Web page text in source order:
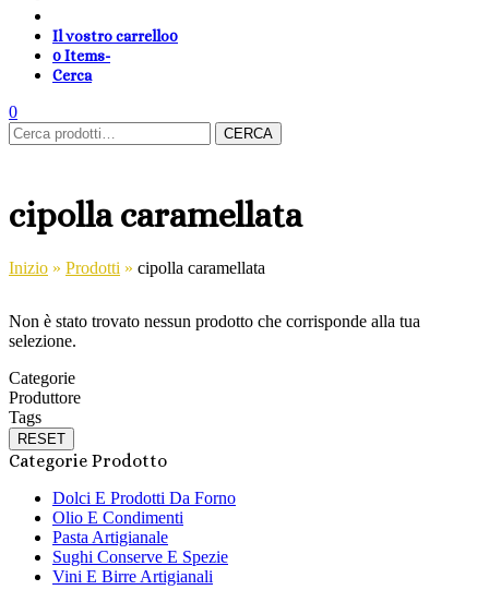
Il vostro carrello0
0 Items-
Cerca
0shopping-
basket
Area
Clienti
search
cambia
lingua
Carrello
Cerca: CERCA
cipolla caramellata
Inizio » Prodotti » cipolla caramellata
Non è stato trovato nessun prodotto che corrisponde alla tua
selezione.
Categorie
Produttore
Tags
RESET
Categorie Prodotto
Dolci E Prodotti Da Forno
Olio E Condimenti
Pasta Artigianale
Sughi Conserve E Spezie
Vini E Birre Artigianali